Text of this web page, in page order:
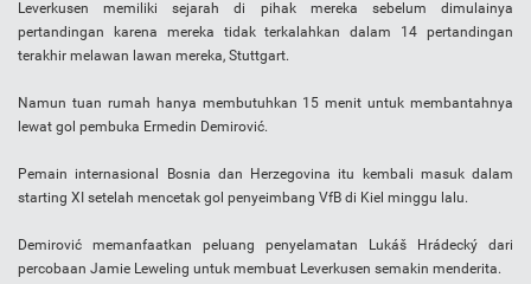
Leverkusen memiliki sejarah di pihak mereka sebelum dimulainya
pertandingan karena mereka tidak terkalahkan dalam 14 pertandingan
terakhir melawan lawan mereka, Stuttgart.
Namun tuan rumah hanya membutuhkan 15 menit untuk membantahnya
lewat gol pembuka Ermedin Demirović.
Pemain internasional Bosnia dan Herzegovina itu kembali masuk dalam
starting XI setelah mencetak gol penyeimbang VfB di Kiel minggu lalu.
Demirović memanfaatkan peluang penyelamatan Lukáš Hrádecký dari
percobaan Jamie Leweling untuk membuat Leverkusen semakin menderita.